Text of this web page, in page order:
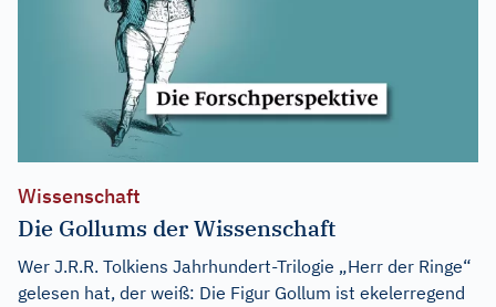
Wissenschaft
Die Gollums der Wissenschaft
Wer J.R.R. Tolkiens Jahrhundert-Trilogie „Herr der Ringe“
gelesen hat, der weiß: Die Figur Gollum ist ekelerregend